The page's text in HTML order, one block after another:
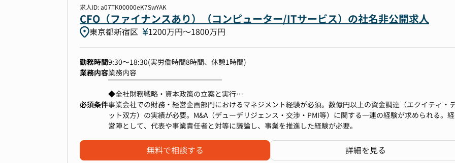
-リスクマネジメント体制の構築
・ITガバナンス
-社内ITポリシー策定、ベンダーマネジメント
-I高齢社会向け情報インフラ企業対応
・経営企画・ガバナンス
-中期経営計画の策定支援、KPI設計・進捗管理
-取締役会・経営会議の運営・資料作成
【働く環境】
・経営直結の実務経験が得られる
-経営会議や取締役会の資料・議事運営をリードし、意思決定プロセスを間近で体感
-経営陣と二人三脚でスケーラブルな組織基盤を構築し、経営戦略を実行
・幅広いミッションでスキルを加速的にスキルを伸ばせる
-「経理・法務・総務・ITガバナンス」など管理部門全領域を自走的に担当
求人ID: a07TK00000eK7SwYAK
CFO（ファイナンスあり）（コンピューター/ITサービス）の社名非公開求人
東京都新宿区 1200万円〜1800万円
勤務時間9:30～18:30(実労働時間8時間、休憩1時間)
業務内容業務内容
￣￣￣￣￣￣￣￣￣￣￣￣￣￣￣￣
◆全社財務戦略・資本政策の立案と実行
・事業計画に基づく最適な資金調達戦略（デット/エクイティ）の策定と実行
・将来のIPOを見据えた資本政策、株主構成の検討
・大規模な資金調達における金融機関・投資家との折衝、リレーション構築
・格付け機関、監査法人との対応統括
必須条件事業会社での財務・経営企画部門におけるマネジメント経験が必須。数億円以上の資金調達（エクイティ・
ット双方）の実績が必要。M&A（デューデリジェンス・交渉・PMI等）に関する一連の経験が求められる。経
営陣として、代表や事業責任者と対等に議論し、事業を推進した経験が必要。
無料で相談する 詳細を見る